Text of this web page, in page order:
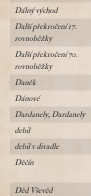
Dálný východ
Další překročení 17.
rovnoběžky
Další překročení 70.
rovnoběžky
Daněk
Dánové
Dardanely, Dardanely
debil
debil v divadle
Děčín
Děd Vševěd